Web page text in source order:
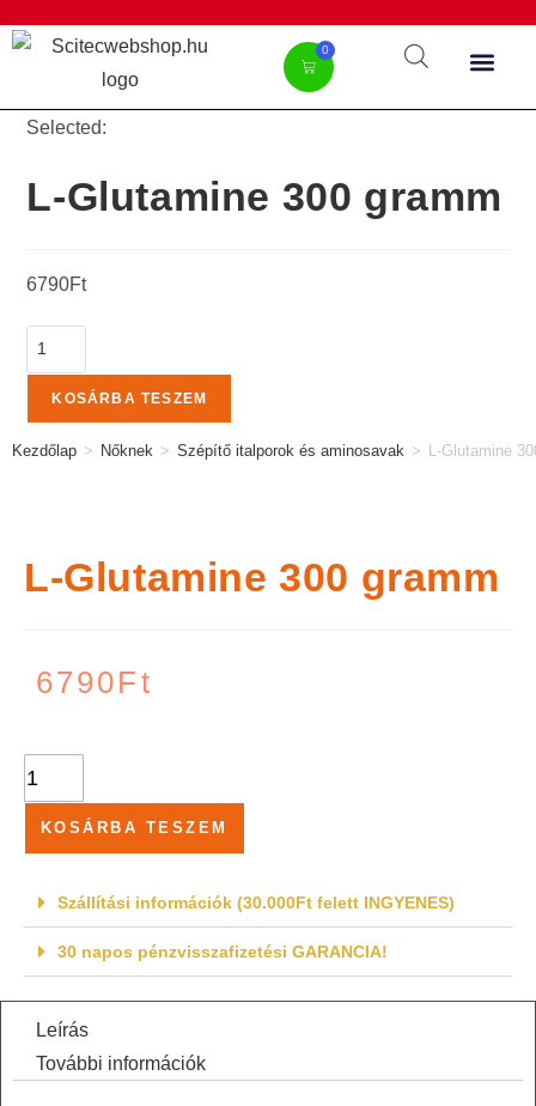
0
Selected:
L-Glutamine 300 gramm
6790Ft
KOSÁRBA TESZEM
Kezdőlap > Nőknek > Szépítő italporok és aminosavak > L-Glutamine
L-Glutamine 300 gramm
6790Ft
KOSÁRBA TESZEM
Szállítási információk (30.000Ft felett INGYENES)
30 napos pénzvisszafizetési GARANCIA!
Leírás
További információk